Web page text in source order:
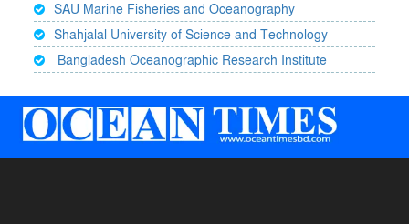
SAU Marine Fisheries and Oceanography
Shahjalal University of Science and Technology
Bangladesh Oceanographic Research Institute